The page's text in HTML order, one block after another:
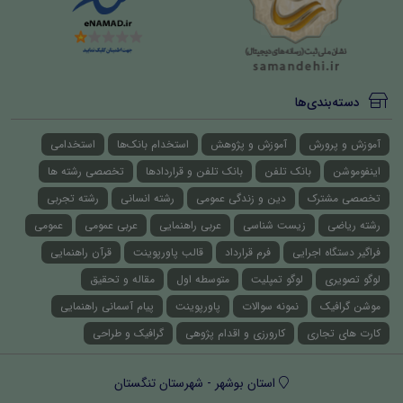
دسته‌بندی‌ها
آموزش و پرورش آموزش و پژوهش استخدام بانک‌ها
استخدامی
اینفوموشن
بانک تلفن بانک تلفن و قراردادها
تخصصی رشته ها
تخصصی مشترک
دین و زندگی عمومی رشته انسانی
رشته تجربی
رشته ریاضی
زیست شناسی عربی راهنمایی عربی عمومی
عمومی
فراگیر دستگاه اجرایی
فرم قرارداد قالب پاورپوینت
قرآن راهنمایی
لوگو تصویری
لوگو تمپلیت متوسطه اول
مقاله و تحقیق
موشن گرافیک
نمونه سوالات پاورپوینت
پیام آسمانی راهنمایی
کارت های تجاری
کارورزی و اقدام پژوهی گرافیک و طراحی
استان بوشهر - شهرستان تنگستان